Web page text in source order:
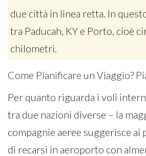
due città in linea retta. In
tra Paducah, KY e Porto, cioè
chilometri.
Come Pianificare un Viaggio?
Per quanto riguarda i voli
tra due nazioni diverse – la
compagnie aeree suggerisce ai
di recarsi in aeroporto con